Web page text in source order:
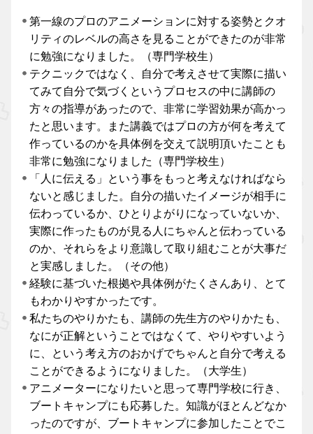
第一線のプロのアニメーションに対する姿勢とクオ
リティのレベルの高さを見ることができたのが非常
に勉強になりました。（専門学校生）
テクニックではなく、自分で考えさせて実際に描い
てみて自分で気づくというプロセスの中に講師の
方々の指導があったので、非常に学習効果が高かっ
たと思います。また講義ではプロの方が何を考えて
作っているのかを具体例を交えて説明頂いたことも
非常に勉強になりました（専門学校生）
「人に伝える」という事をもっと考えなければなら
ないと感じました。自分の描いたイメージが相手に
伝わっているか、ひとりよがりになっていないか、
実際に作ったものが見る人にちゃんと伝わっている
のか、それらをより意識して取り組むことが大事だ
と実感しました。（その他）
経験に基づいた根拠や具体例がたくさんあり、とて
もわかりやすかったです。
私たちのやりかたも、講師の先生方のやりかたも、
なにが正解ということではなくて、やりやすいよう
に、という考え方のおかげでちゃんと自分で考える
ことができるようになりました。（大学生）
アニメーターになりたいと思って専門学校に行き、
ブートキャンプにも応募した。知識がほとんどなか
ったのですが、ブートキャンプに参加したことでこ